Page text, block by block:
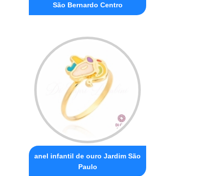
São Bernardo Centro
anel infantil de ouro Jardim São
Paulo